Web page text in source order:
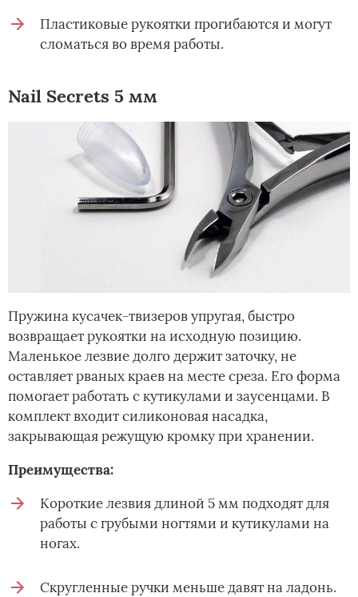
Пластиковые рукоятки прогибаются и могут
сломаться во время работы.
Nail Secrets 5 мм
Пружина кусачек-твизеров упругая, быстро
возвращает рукоятки на исходную позицию.
Маленькое лезвие долго держит заточку, не
оставляет рваных краев на месте среза. Его форма
помогает работать с кутикулами и заусенцами. В
комплект входит силиконовая насадка,
закрывающая режущую кромку при хранении.
Преимущества:
Короткие лезвия длиной 5 мм подходят для
работы с грубыми ногтями и кутикулами на
ногах.
Скругленные ручки меньше давят на ладонь.